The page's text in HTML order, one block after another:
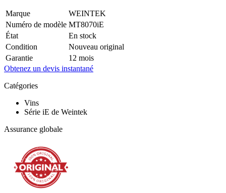
Marque
WEINTEK
Numéro de modèle MT8070iE
État
En stock
Condition
Nouveau original
Garantie
12 mois
Obtenez un devis instantané
Catégories
Vins
Série iE de Weintek
Assurance globale